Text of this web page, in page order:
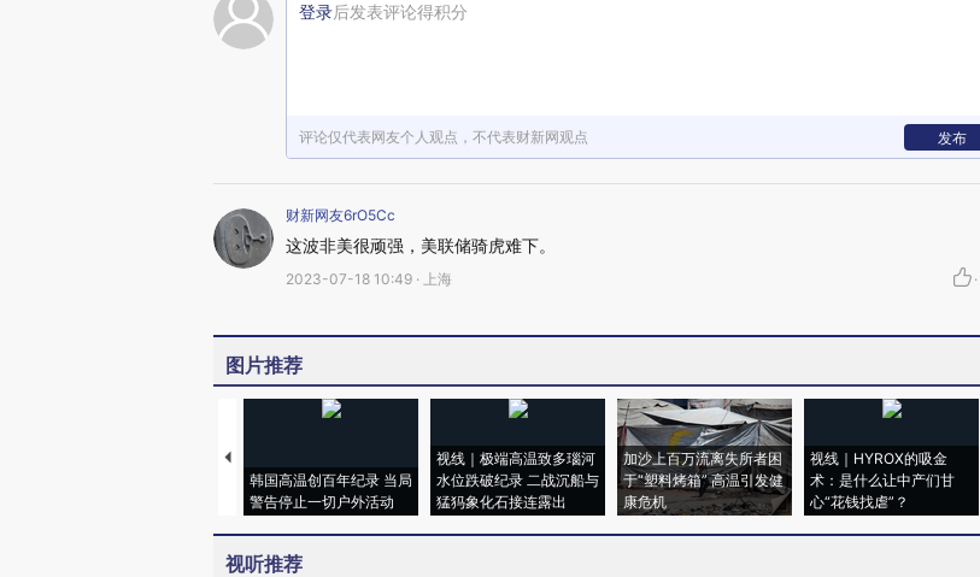
登录后发表评论得积分
评论仅代表网友个人观点，不代表财新网观点 发布
财新网友6rO5Cc
这波非美很顽强，美联储骑虎难下。
2023-07-18 10:49 · 上海 ·
图片推荐
韩国高温创百年纪录 当局
警告停止一切户外活动
视线｜极端高温致多瑙河
水位跌破纪录 二战沉船与
猛犸象化石接连露出
加沙上百万流离失所者困
于“塑料烤箱” 高温引发健
康危机
视线｜HYROX的吸金
术：是什么让中产们甘
心“花钱找虐”？
视听推荐